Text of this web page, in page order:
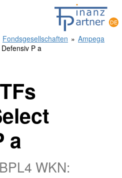
Fondsgesellschaften » Ampega
P a
a
WKN: